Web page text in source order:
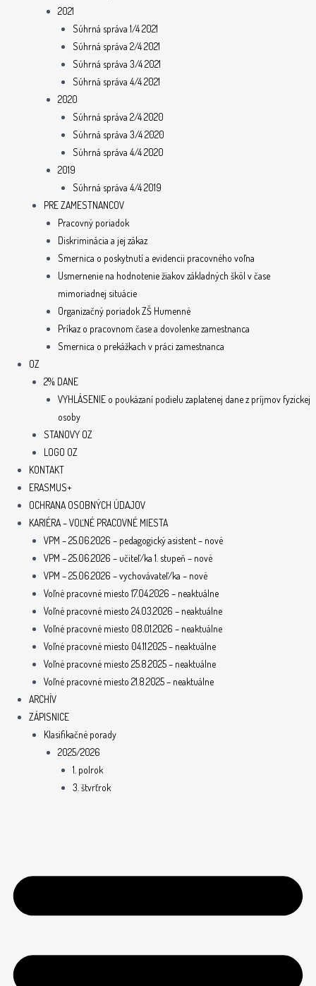
2021
Súhrná správa 1/4 2021
Súhrná správa 2/4 2021
Súhrná správa 3/4 2021
Súhrná správa 4/4 2021
2020
Súhrná správa 2/4 2020
Súhrná správa 3/4 2020
Súhrná správa 4/4 2020
2019
Súhrná správa 4/4 2019
PRE ZAMESTNANCOV
Pracovný poriadok
Diskriminácia a jej zákaz
Smernica o poskytnutí a evidencii pracovného voľna
Usmernenie na hodnotenie žiakov základných škôl v čase
mimoriadnej situácie
Organizačný poriadok ZŠ Humenné
Príkaz o pracovnom čase a dovolenke zamestnanca
Smernica o prekážkach v práci zamestnanca
OZ
2% DANE
VYHLÁSENIE o poukázaní podielu zaplatenej dane z príjmov fyzickej
osoby
STANOVY OZ
LOGO OZ
KONTAKT
ERASMUS+
OCHRANA OSOBNÝCH ÚDAJOV
KARIÉRA – VOĽNÉ PRACOVNÉ MIESTA
VPM – 25.06.2026 – pedagogický asistent – nové
VPM – 25.06.2026 – učiteľ/ka 1. stupeň – nové
VPM – 25.06.2026 – vychovávateľ/ka – nové
Voľné pracovné miesto 17.04.2026 – neaktuálne
Voľné pracovné miesto 24.03.2026 – neaktuálne
Voľné pracovné miesto 08.01.2026 – neaktuálne
Voľné pracovné miesto 04.11.2025 – neaktuálne
Voľné pracovné miesto 25.8.2025 – neaktuálne
Voľné pracovné miesto 21.8.2025 – neaktuálne
ARCHÍV
ZÁPISNICE
Klasifikačné porady
2025/2026
1. polrok
3. štvrťrok